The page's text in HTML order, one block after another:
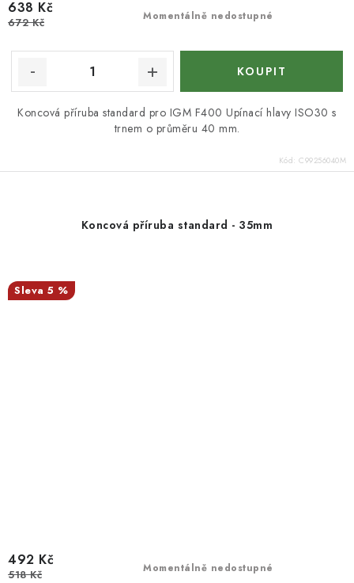
Momentálně nedostupné
638 Kč
672 Kč
Koncová příruba standard pro IGM F400 Upínací hlavy ISO30 s
trnem o průměru 40 mm.
Kód: C99256040M
Koncová příruba standard - 35mm
5 %
Momentálně nedostupné
492 Kč
518 Kč